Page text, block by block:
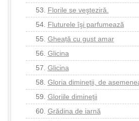
53. Florile se veşteziră.
54. Fluturele îşi parfumează
55. Gheață cu gust amar
56. Glicina
57. Glicina
58. Gloria dimineții, de
59. Gloriile dimineții
60. Grădina de iarnă